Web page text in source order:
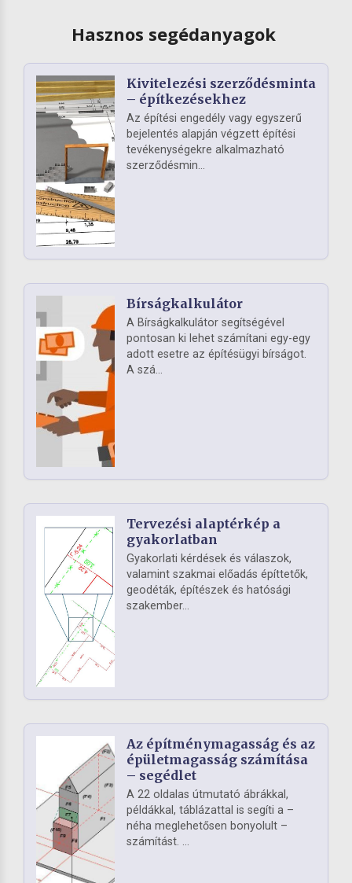
Hasznos segédanyagok
Kivitelezési szerződésminta
– építkezésekhez
Az építési engedély vagy egyszerű
bejelentés alapján végzett építési
tevékenységekre alkalmazható
szerződésmin...
Bírságkalkulátor
A Bírságkalkulátor segítségével
pontosan ki lehet számítani egy-egy
adott esetre az építésügyi bírságot.
A szá...
Tervezési alaptérkép a
gyakorlatban
Gyakorlati kérdések és válaszok,
valamint szakmai előadás építtetők,
geodéták, építészek és hatósági
szakember...
Az építménymagasság és az
épületmagasság számítása
– segédlet
A 22 oldalas útmutató ábrákkal,
példákkal, táblázattal is segíti a –
néha meglehetősen bonyolult –
számítást. ...